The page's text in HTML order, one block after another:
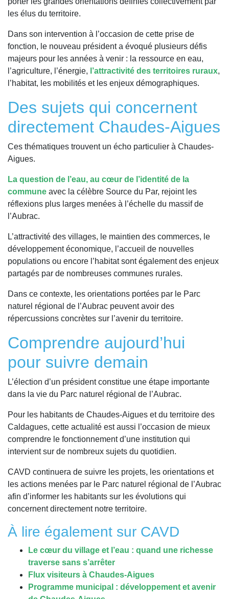
les élus du territoire.
Dans son intervention à l’occasion de cette prise de
fonction, le nouveau président a évoqué plusieurs défis
majeurs pour les années à venir : la ressource en eau,
l’agriculture, l’énergie, l’attractivité des territoires ruraux,
l’habitat, les mobilités et les enjeux démographiques.
Des sujets qui concernent
directement Chaudes-Aigues
Ces thématiques trouvent un écho particulier à Chaudes-
Aigues.
La question de l’eau, au cœur de l’identité de la
commune avec la célèbre Source du Par, rejoint les
réflexions plus larges menées à l’échelle du massif de
l’Aubrac.
L’attractivité des villages, le maintien des commerces, le
développement économique, l’accueil de nouvelles
populations ou encore l’habitat sont également des enjeux
partagés par de nombreuses communes rurales.
Dans ce contexte, les orientations portées par le Parc
naturel régional de l’Aubrac peuvent avoir des
répercussions concrètes sur l’avenir du territoire.
Comprendre aujourd’hui
pour suivre demain
L’élection d’un président constitue une étape importante
dans la vie du Parc naturel régional de l’Aubrac.
Pour les habitants de Chaudes-Aigues et du territoire des
Caldagues, cette actualité est aussi l’occasion de mieux
comprendre le fonctionnement d’une institution qui
intervient sur de nombreux sujets du quotidien.
CAVD continuera de suivre les projets, les orientations et
les actions menées par le Parc naturel régional de l’Aubrac
afin d’informer les habitants sur les évolutions qui
concernent directement notre territoire.
À lire également sur CAVD
Le cœur du village et l’eau : quand une richesse
traverse sans s’arrêter
Flux visiteurs à Chaudes-Aigues
Programme municipal : développement et avenir